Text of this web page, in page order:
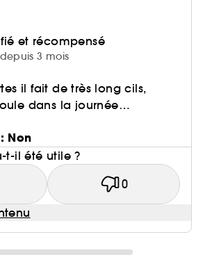
et récompensé
3 mois
il fait de très long cils,
dans la journée…
Non
t-il été utile ?
0